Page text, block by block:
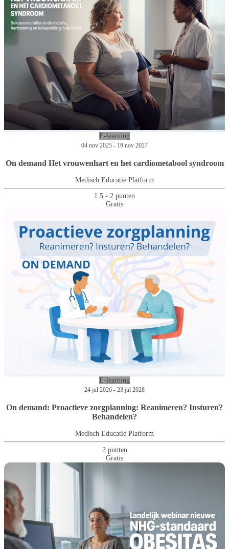
E-learning
04 nov 2025 - 19 nov 2027
On demand Het vrouwenhart en het cardiometabool syndroom
Medisch Educatie Platform
1.5 - 2 punten
Gratis
E-learning
24 jul 2026 - 23 jul 2028
On demand: Proactieve zorgplanning: Reanimeren? Insturen?
Behandelen?
Medisch Educatie Platform
2 punten
Gratis